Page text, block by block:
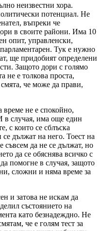
неизвестни хора.
потенциал. Не
въпреки че
в своите райони. Има 10
опит, управленски,
Тук е нужно
ще придобият определени
Защото дори с голямо
не е толкова проста,
че може да прави,
време не е спокойно,
в случая, има още един
с които се сблъска
дължат на него. Тоест на
съвсем да не се дължат, но
да се обяснява всичко с
помогне в случая, защото
сложни и няма време за
и затова не искам да
състоянието на
като безнадеждно. Не
че е голям тест за